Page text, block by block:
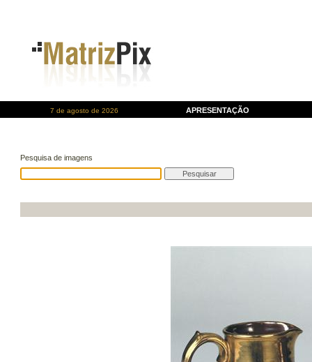
7 de agosto de 2026 APRESENTAÇÃO
Pesquisa de imagens